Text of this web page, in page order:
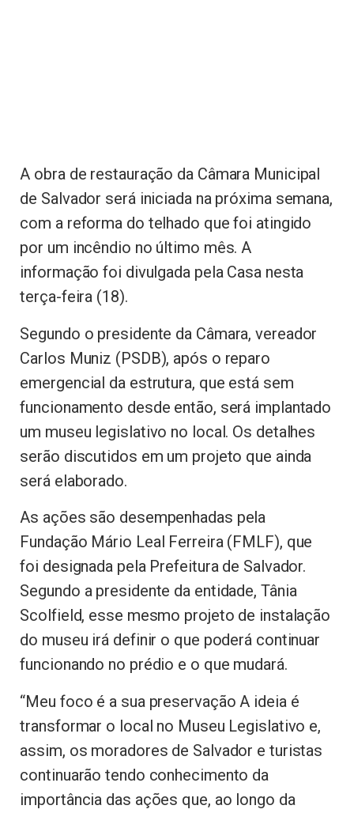
A obra de restauração da Câmara Municipal
de Salvador será iniciada na próxima semana,
com a reforma do telhado que foi atingido
por um incêndio no último mês. A
informação foi divulgada pela Casa nesta
terça-feira (18).
Segundo o presidente da Câmara, vereador
Carlos Muniz (PSDB), após o reparo
emergencial da estrutura, que está sem
funcionamento desde então, será implantado
um museu legislativo no local. Os detalhes
serão discutidos em um projeto que ainda
será elaborado.
As ações são desempenhadas pela
Fundação Mário Leal Ferreira (FMLF), que
foi designada pela Prefeitura de Salvador.
Segundo a presidente da entidade, Tânia
Scolfield, esse mesmo projeto de instalação
do museu irá definir o que poderá continuar
funcionando no prédio e o que mudará.
“Meu foco é a sua preservação A ideia é
transformar o local no Museu Legislativo e,
assim, os moradores de Salvador e turistas
continuarão tendo conhecimento da
importância das ações que, ao longo da